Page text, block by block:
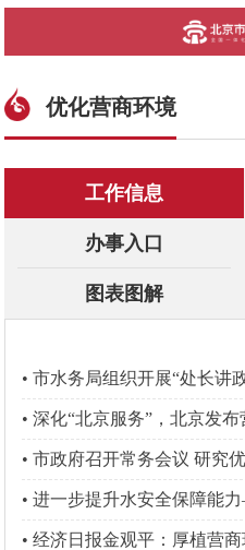
优化营商环境
工作信息
办事入口
图表图解